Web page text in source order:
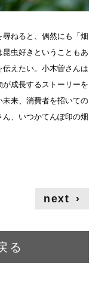
ねると、偶然にも「畑
虫好きということもあ
えたい。小木曽さんは
成長するストーリーを
来、消費者を招いての
、いつかてんぽ印の畑
next ›
る